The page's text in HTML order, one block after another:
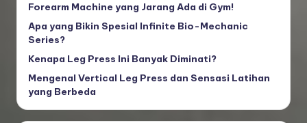
Forearm Machine yang Jarang Ada di Gym!
Apa yang Bikin Spesial Infinite Bio-Mechanic
Series?
Kenapa Leg Press Ini Banyak Diminati?
Mengenal Vertical Leg Press dan Sensasi Latihan
yang Berbeda